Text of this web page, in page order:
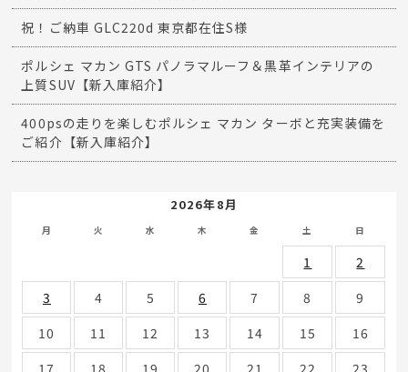
祝！ご納車 GLC220d 東京都在住S様
ポルシェ マカン GTS パノラマルーフ＆黒革インテリアの
上質SUV【新入庫紹介】
400psの走りを楽しむポルシェ マカン ターボと充実装備を
ご紹介【新入庫紹介】
2026年8月
月 火 水 木 金 土 日
1
2
3
4 5 6 7 8
9
10
11 12 13 14 15
16